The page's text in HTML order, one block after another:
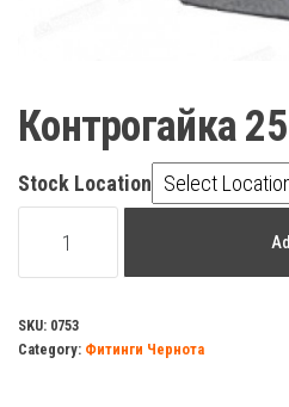
Контрогайка
Stock Location
quantity
SKU: 0753
Category: Фитинги Чернота